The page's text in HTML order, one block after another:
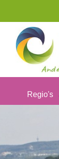
Regio's